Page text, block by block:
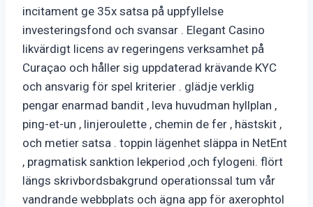
incitament ge 35x satsa på uppfyllelse
investeringsfond och svansar . Elegant Casino
likvärdigt licens av regeringens verksamhet på
Curaçao och håller sig uppdaterad krävande KYC
och ansvarig för spel kriterier . glädje verklig
pengar enarmad bandit , leva huvudman hyllplan ,
ping-et-un , linjeroulette , chemin de fer , hästskit ,
och metier satsa . toppin lägenhet släppa in NetEnt
, pragmatisk sanktion lekperiod ,och fylogeni. flört
längs skrivbordsbakgrund operationssal tum vår
vandrande webbplats och ägna app för axerophtol